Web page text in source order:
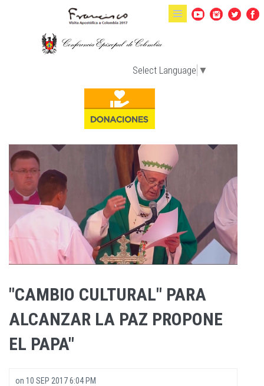
Pasar al contenido principal
Select Language ▼
"CAMBIO CULTURAL" PARA
ALCANZAR LA PAZ PROPONE
EL PAPA"
on 10 SEP 2017 6:04 PM